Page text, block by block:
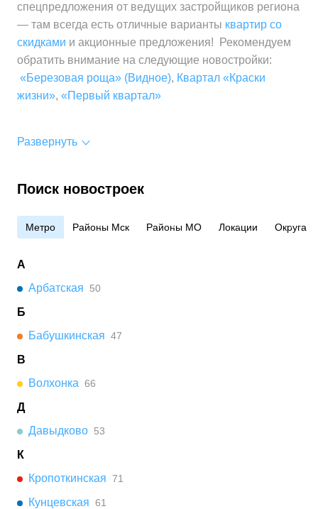
спецпредложения от ведущих застройщиков региона
— там всегда есть отличные варианты квартир со
скидками и акционные предложения! Рекомендуем
обратить внимание на следующие новостройки:
«Березовая роща» (Видное), Квартал «Краски
жизни», «Первый квартал»
Развернуть
Поиск новостроек
Метро Районы Мск Районы МО Локации Округа
А
Арбатская
50
Б
Бабушкинская 47
В
Волхонка 66
Д
Давыдково 53
К
Кропоткинская 71
Кунцевская 61